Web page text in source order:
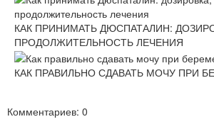
КАК ПРИНИМАТЬ ДЮСПАТАЛИН:
ПРОДОЛЖИТЕЛЬНОСТЬ ЛЕЧЕНИЯ
КАК ПРАВИЛЬНО СДАВАТЬ МОЧУ ПРИ
Комментариев: 0